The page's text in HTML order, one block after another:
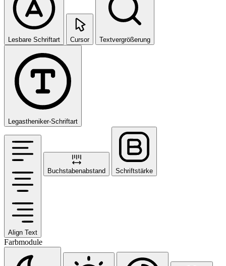
Lesbare Schriftart Cursor Textvergrößerung
Legastheniker-Schriftart
Align Text
Buchstabenabstand Schriftstärke
Farbmodule